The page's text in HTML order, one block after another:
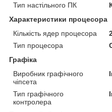
Тип настільного ПК
Характеристики процесора
Кількість ядер процесора
Тип процесора
Графіка
Виробник графічного
чіпсета
Тип графічного
контролера